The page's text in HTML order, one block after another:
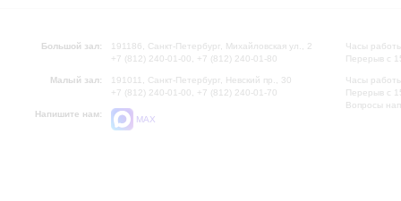
Большой зал:
191186, Санкт-Петербург, Михайловская ул., 2
+7 (812) 240-01-00, +7 (812) 240-01-80
Малый зал:
191011, Санкт-Петербург, Невский пр., 30
+7 (812) 240-01-00, +7 (812) 240-01-70
Напишите нам:
MAX
Часы
Перерыв с
Часы
Перерыв с
Вопросы